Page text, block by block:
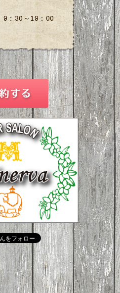
：30～19：00